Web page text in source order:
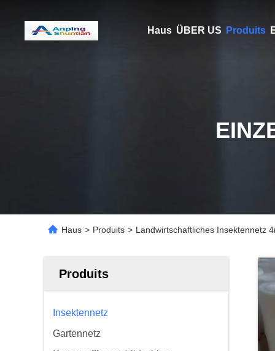
Haus ÜBER US Produits
Haus > Produits > Landwirtschaftliches Insektennetz
Produits
Insektennetz
Gartennetz